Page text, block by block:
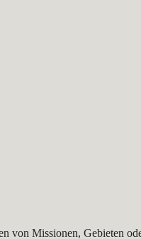
von Missionen, Gebieten